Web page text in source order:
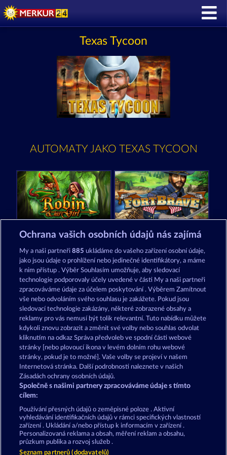
Texas Tycoon
AUTOMATY JAKO TEXAS TYCOON
Robin & his girl Fort Brave
Super Piggy Coins Atlas of Legends
Podmínky Prohlášení o ochraně údajů
Kontakt Společnost Časté dotazy
Facebook
Podat Žádost o Odstoupení
Ochrana vašich osobních údajů nás zajímá
My a naši partneři885 ukládáme do vašeho zařízení osobní údaje,
jako jsou údaje o prohlížení nebo jedinečné identifikátory, a máme
k nim přístup . Výběr Souhlasím umožňuje, aby sledovací
technologie podporovaly účely uvedené v části My a naši partneři
zpracováváme údaje za účelem poskytování . Výběrem Zamítnout
vše nebo odvoláním svého souhlasu je zakážete. Pokud jsou
sledovací technologie zakázány, některé zobrazené obsahy a
reklamy pro vás nemusí být tolik relevantní. Tuto nabídku můžete
kdykoli znovu zobrazit a změnit své volby nebo souhlas odvolat
kliknutím na odkaz Správa předvoleb ve spodní části webové
stránky [nebo plovoucí ikona v levém dolním rohu webové
stránky, pokud je to možné]. Vaše volby se projeví v našem
Internetová stránka. Další podrobnosti naleznete v našich
Zásadách ochrany osobních údajů.
Společně s našimi partnery zpracováváme údaje s tímto
cílem:
Používání přesných údajů o zeměpisné poloze . Aktivní
vyhledávání identifikačních údajů v rámci specifických vlastností
zařízení . Ukládání a/nebo přístup k informacím v zařízení .
Personalizovaná reklama a obsah, měření reklam a obsahu,
průzkum publika a rozvoj služeb .
Seznam partnerů (dodavatelů)